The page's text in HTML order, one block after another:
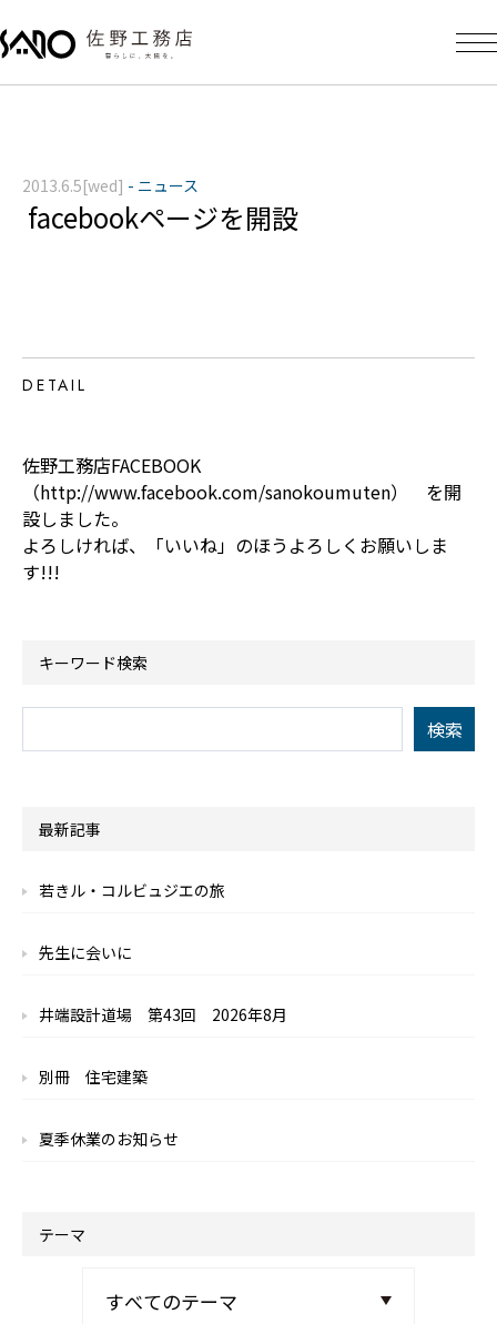
facebookページを開設
2013.6.5[wed] - ニュース
DETAIL
佐野工務店FACEBOOK
（http://www.facebook.com/sanokoumuten） を開
設しました。
よろしければ、「いいね」のほうよろしくお願いしま
す!!!
キーワード検索
最新記事
若きル・コルビュジエの旅
先生に会いに
井端設計道場 第43回 2026年8月
別冊 住宅建築
夏季休業のお知らせ
テーマ